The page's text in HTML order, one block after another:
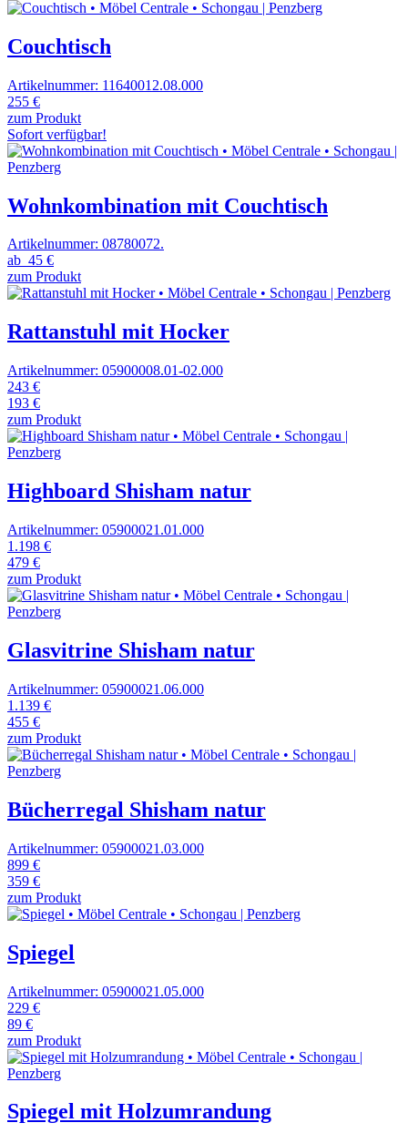
Couchtisch
Artikelnummer: 11640012.08.000
255 €
zum Produkt
Sofort verfügbar!
Wohnkombination mit Couchtisch
Artikelnummer: 08780072.
ab 45 €
zum Produkt
Rattanstuhl mit Hocker
Artikelnummer: 05900008.01-02.000
243 €
193 €
zum Produkt
Highboard Shisham natur
Artikelnummer: 05900021.01.000
1.198 €
479 €
zum Produkt
Glasvitrine Shisham natur
Artikelnummer: 05900021.06.000
1.139 €
455 €
zum Produkt
Bücherregal Shisham natur
Artikelnummer: 05900021.03.000
899 €
359 €
zum Produkt
Spiegel
Artikelnummer: 05900021.05.000
229 €
89 €
zum Produkt
Spiegel mit Holzumrandung